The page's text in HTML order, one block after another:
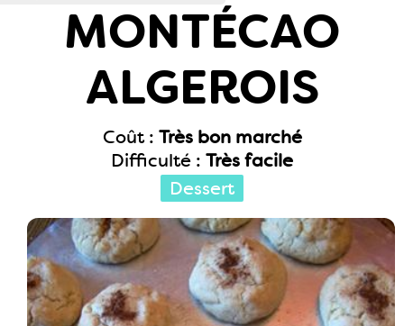
MONTÉCAO
ALGEROIS
Coût : Très bon marché
Difficulté : Très facile
Dessert